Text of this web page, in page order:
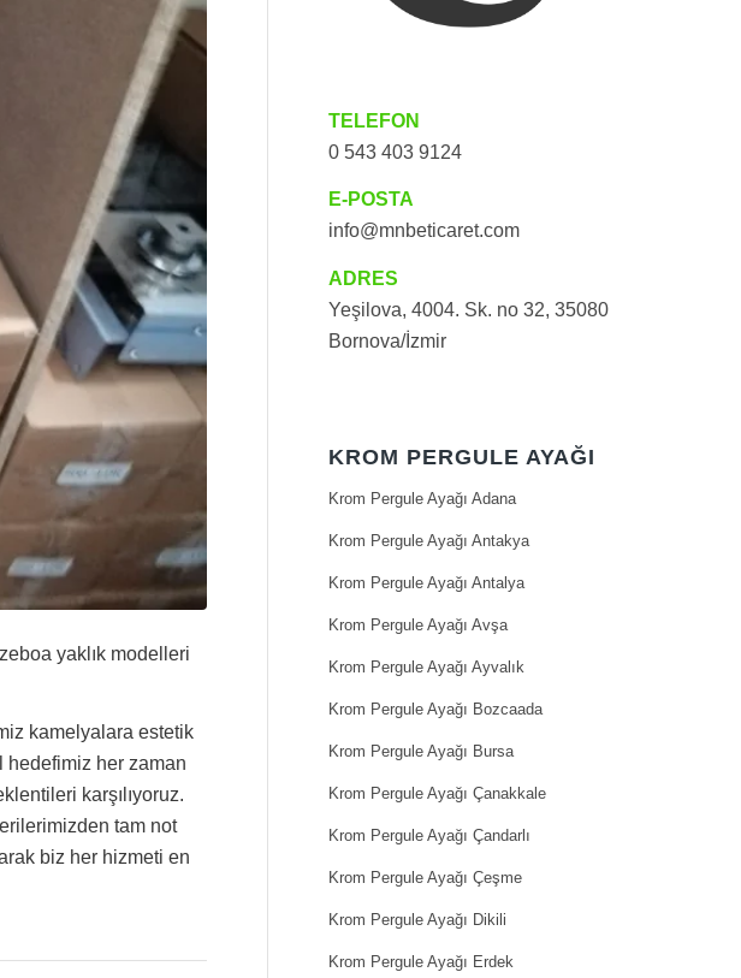
yaklık modelleri
kamelyalara estetik
hedefimiz her zaman
karşılıyoruz.
tam not
biz her hizmeti en
TELEFON
0 543 403 9124
E-POSTA
info@mnbeticaret.com
ADRES
Yeşilova, 4004. Sk. no 32, 35080
Bornova/İzmir
KROM PERGULE AYAĞI
Krom Pergule Ayağı Adana
Krom Pergule Ayağı Antakya
Krom Pergule Ayağı Antalya
Krom Pergule Ayağı Avşa
Krom Pergule Ayağı Ayvalık
Krom Pergule Ayağı Bozcaada
Krom Pergule Ayağı Bursa
Krom Pergule Ayağı Çanakkale
Krom Pergule Ayağı Çandarlı
Krom Pergule Ayağı Çeşme
Krom Pergule Ayağı Dikili
Krom Pergule Ayağı Erdek